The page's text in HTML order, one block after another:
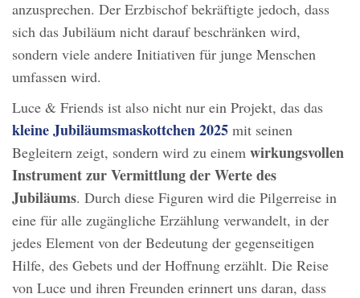
anzusprechen. Der Erzbischof bekräftigte jedoch, dass
sich das Jubiläum nicht darauf beschränken wird,
sondern viele andere Initiativen für junge Menschen
umfassen wird.
Luce & Friends ist also nicht nur ein Projekt, das das
kleine Jubiläumsmaskottchen 2025 mit seinen
Begleitern zeigt, sondern wird zu einem wirkungsvollen
Instrument zur Vermittlung der Werte des
Jubiläums. Durch diese Figuren wird die Pilgerreise in
eine für alle zugängliche Erzählung verwandelt, in der
jedes Element von der Bedeutung der gegenseitigen
Hilfe, des Gebets und der Hoffnung erzählt. Die Reise
von Luce und ihren Freunden erinnert uns daran, dass